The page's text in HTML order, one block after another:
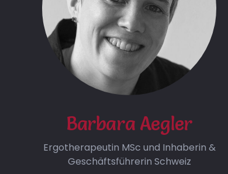
Barbara Aegler
Ergotherapeutin MSc und Inhaberin &
Geschäftsführerin Schweiz